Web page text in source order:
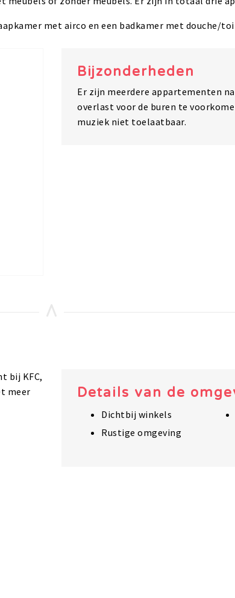
met airco en een badkamer met douche/
Bijzonderheden
Er zijn meerdere appartementen
overlast voor de buren te
muziek niet toelaatbaar.
bij KFC,
meer
Details van de
Dichtbij winkels
Rustige omgeving